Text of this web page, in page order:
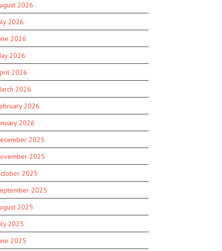
2026
2026
2026
2026
2026
2026
2026
2026
2025
2025
2025
2025
2025
2025
2025